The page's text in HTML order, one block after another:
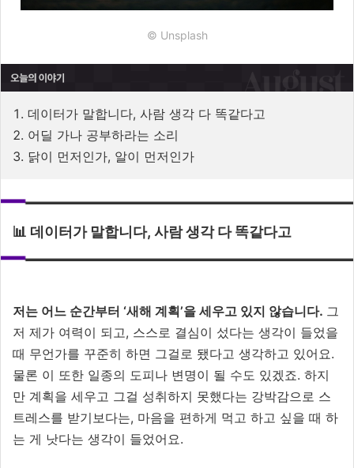
© Unsplash
1. 데이터가 말합니다, 사람 생각 다 똑같다고
2. 어딜 가나 공부하라는 소리
3. 닭이 먼저인가, 알이 먼저인가
📊 데이터가 말합니다, 사람 생각 다 똑같다고
저는 어느 순간부터 ‘새해 계획’을 세우고 있지 않습니다. 그
저 제가 여력이 되고, 스스로 결심이 섰다는 생각이 들었을
때 무언가를 꾸준히 하면 그걸로 됐다고 생각하고 있어요.
물론 이 또한 일종의 도피나 변명이 될 수도 있겠죠. 하지
만 계획을 세우고 그걸 성취하지 못했다는 강박감으로 스
트레스를 받기보다는, 마음을 편하게 먹고 하고 싶을 때 하
는 게 낫다는 생각이 들었어요.